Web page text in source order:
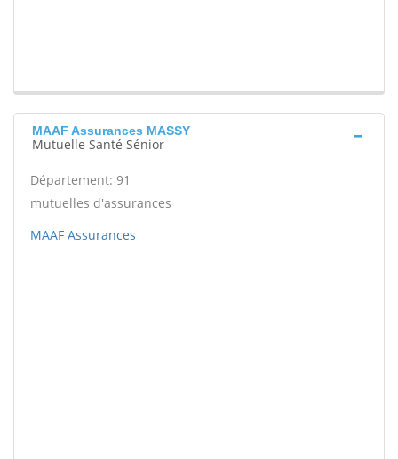
MAAF Assurances MASSY
Mutuelle Santé Sénior
Département: 91
mutuelles d'assurances
MAAF Assurances